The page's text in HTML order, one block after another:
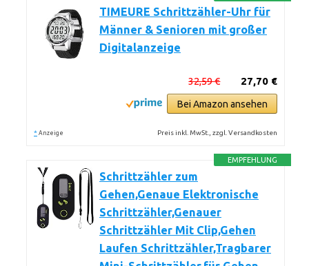
TIMEURE Schrittzähler-Uhr für
Männer & Senioren mit großer
Digitalanzeige
27,70 €
32,59 €
Bei Amazon ansehen
* Anzeige Preis inkl. MwSt., zzgl. Versandkosten
EMPFEHLUNG
Schrittzähler zum
Gehen,Genaue Elektronische
Schrittzähler,Genauer
Schrittzähler Mit Clip,Gehen
Laufen Schrittzähler,Tragbarer